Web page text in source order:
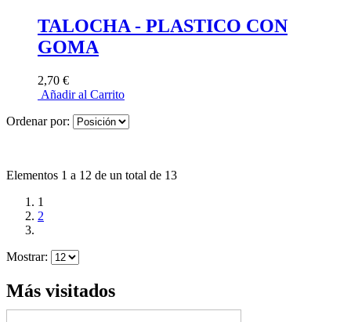
TALOCHA - PLASTICO CON
GOMA
2,70 €
Añadir al Carrito
Ordenar por:
Elementos 1 a 12 de un total de 13
1
2
Mostrar:
Más visitados